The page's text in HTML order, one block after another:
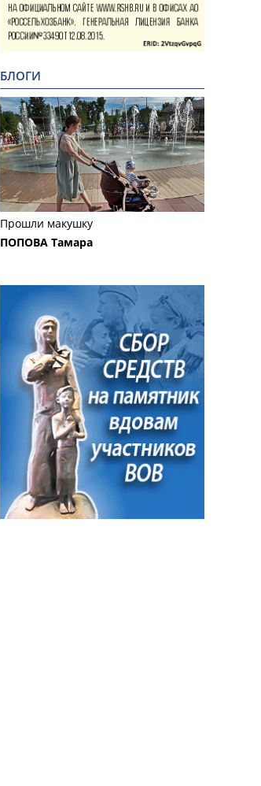
БЛОГИ
Прошли макушку
ПОПОВА Тамара